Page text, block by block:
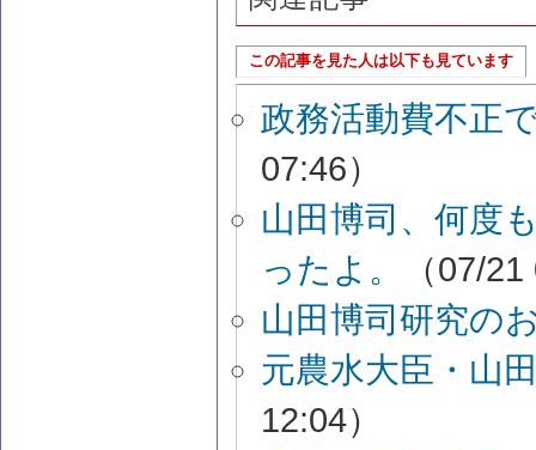
この記事を見た人は以下も見ています
政務活動費不正
07:46）
山田博司、何度
ったよ。
（07/
山田博司研究の
元農水大臣・山
12:04）